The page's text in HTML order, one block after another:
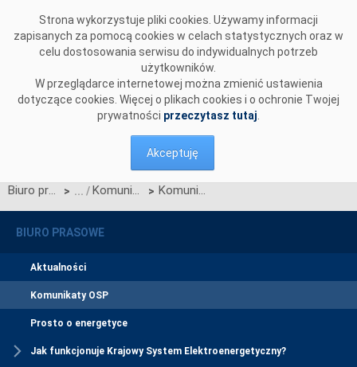
Strona wykorzystuje pliki cookies. Używamy informacji
zapisanych za pomocą cookies w celach statystycznych oraz w
celu dostosowania serwisu do indywidualnych potrzeb
użytkowników.
W przeglądarce internetowej można zmienić ustawienia
dotyczące cookies. Więcej o plikach cookies i o ochronie Twojej
prywatności przeczytasz tutaj
Akceptuję
Biuro prasowe > Komunikaty OSP > Komunikat OIRE dotyczący konsultacji Scenariuszy Testów Certyfikacji (STC) – część II
BIURO PRASOWE
Aktualności
Komunikaty OSP
Prosto o energetyce
Jak funkcjonuje Krajowy System Elektroenergetyczny?